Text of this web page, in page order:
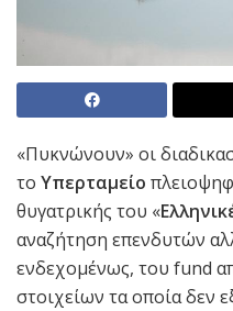
«Πυκνώνουν» οι
το Υπερταμείο
θυγατρικής του «
αναζήτηση επενδυτών
ενδεχομένως, του fund
στοιχείων τα οποία δεν